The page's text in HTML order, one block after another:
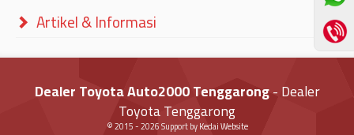
Artikel & Informasi
Dealer Toyota Auto2000 Tenggarong- Dealer
Toyota Tenggarong
© 2015 -2026Support byKedai Website